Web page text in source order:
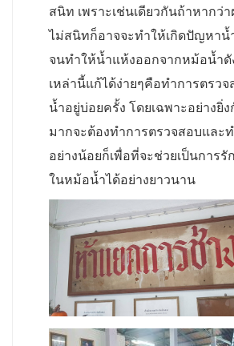
สนิท เพราะเช่นเดียวกันถ้าหากว่
ไม่สนิทก็อาจจะทำให้เกิดปัญหา
จนทำให้น้ำแห้งออกจากหม้อน้ำ
เหล่านี้แก้ได้ง่ายๆคือทำการตรว
น้ำอยู่บ่อยครั้ง โดยเฉพาะอย่างยิ่
มากจะต้องทำการตรวจสอบและ
อย่างน้อยก็เพื่อที่จะช่วยเป็นการ
ในหม้อน้ำได้อย่างยาวนาน